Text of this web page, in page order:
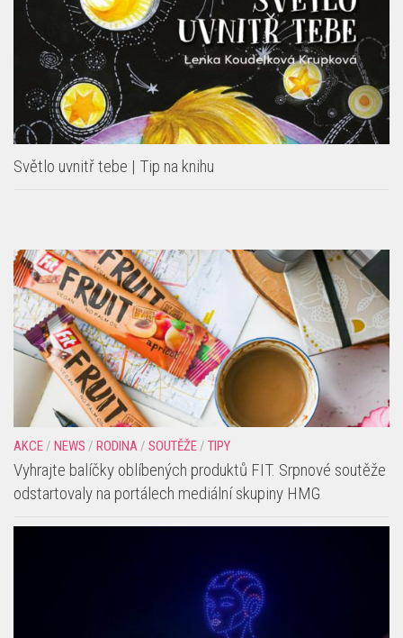
Světlo uvnitř tebe | Tip na knihu
AKCE/ NEWS / RODINA/ SOUTĚŽE/ TIPY
Vyhrajte balíčky oblíbených produktů FIT. Srpnové soutěže
odstartovaly na portálech mediální skupiny HMG